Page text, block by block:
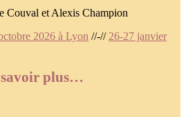
Couval et Alexis Champion
2026 à Lyon //-// 26-27 janvier
plus…